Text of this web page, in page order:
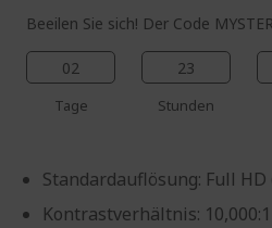
Beeilen Sie sich! Der Code
02
Tage
23
Stunden
Standardauflösung: Full HD
Kontrastverhältnis: 10,000:1